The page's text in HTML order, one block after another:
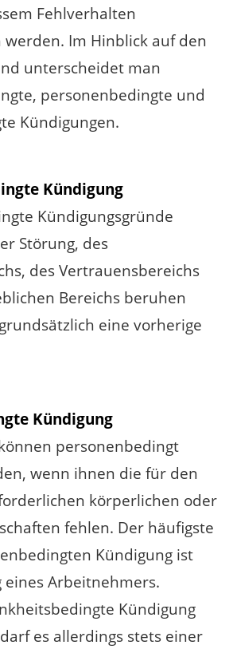
Fehlverhalten
werden. Im Hinblick auf den
unterscheidet man
personenbedingte und
Kündigungen.
Kündigung
Kündigungsgründe
Störung, des
des Vertrauensbereichs
Bereichs beruhen
eine vorherige
Kündigung
personenbedingt
wenn ihnen die für den
körperlichen oder
fehlen. Der häufigste
Kündigung ist
eines Arbeitnehmers.
Kündigung
es allerdings stets einer